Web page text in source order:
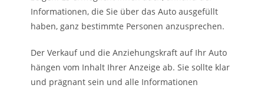
Informationen, die Sie über das Auto ausgefüllt
haben, ganz bestimmte Personen anzusprechen.
Der Verkauf und die Anziehungskraft auf Ihr Auto
hängen vom Inhalt Ihrer Anzeige ab. Sie sollte klar
und prägnant sein und alle Informationen